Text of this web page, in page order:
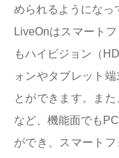
められるようになっ
LiveOnはスマート
もハイビジョン（
ォンやタブレット
とができます。ま
など、機能面でも
ができ、スマート